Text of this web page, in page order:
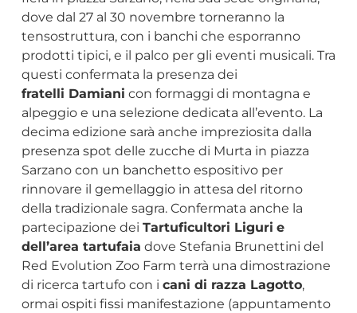
dove dal 27 al 30 novembre torneranno la
tensostruttura, con i banchi che esporranno
prodotti tipici, e il palco per gli eventi musicali. Tra
questi confermata la presenza dei
fratelli Damiani con formaggi di montagna e
alpeggio e una selezione dedicata all’evento. La
decima edizione sarà anche impreziosita dalla
presenza spot delle zucche di Murta in piazza
Sarzano con un banchetto espositivo per
rinnovare il gemellaggio in attesa del ritorno
della tradizionale sagra. Confermata anche la
partecipazione dei Tartuficultori Liguri e
dell’area tartufaia dove Stefania Brunettini del
Red Evolution Zoo Farm terrà una dimostrazione
di ricerca tartufo con i cani di razza Lagotto,
ormai ospiti fissi manifestazione (appuntamento